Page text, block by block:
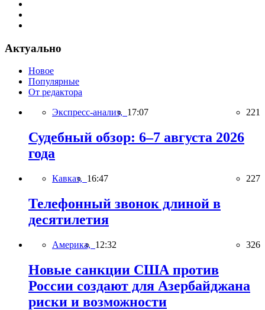
Актуально
Новое
Популярные
От редактора
Экспресс-анализ, 17:07 221
Судебный обзор: 6–7 августа 2026
года
Кавказ, 16:47 227
Телефонный звонок длиной в
десятилетия
Америка, 12:32 326
Новые санкции США против
России создают для Азербайджана
риски и возможности